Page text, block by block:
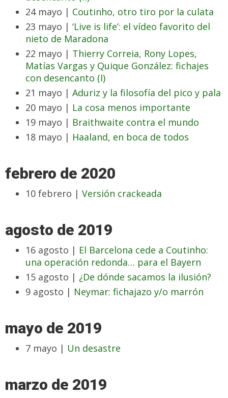
24 mayo | Coutinho, otro tiro por la culata
23 mayo | ‘Live is life’: el vídeo favorito del
nieto de Maradona
22 mayo | Thierry Correia, Rony Lopes,
Matías Vargas y Quique González: fichajes
con desencanto (I)
21 mayo | Aduriz y la filosofía del pico y pala
20 mayo | La cosa menos importante
19 mayo | Braithwaite contra el mundo
18 mayo | Haaland, en boca de todos
febrero de 2020
10 febrero | Versión crackeada
agosto de 2019
16 agosto | El Barcelona cede a Coutinho:
una operación redonda… para el Bayern
15 agosto | ¿De dónde sacamos la ilusión?
9 agosto | Neymar: fichajazo y/o marrón
mayo de 2019
7 mayo | Un desastre
marzo de 2019